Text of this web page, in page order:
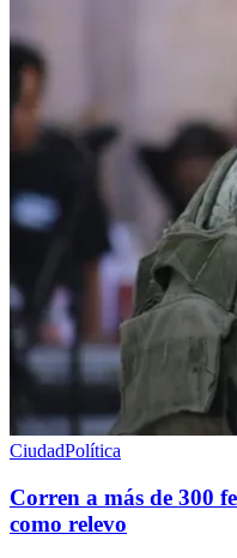
CiudadPolítica
Corren a más de 300
como relevo